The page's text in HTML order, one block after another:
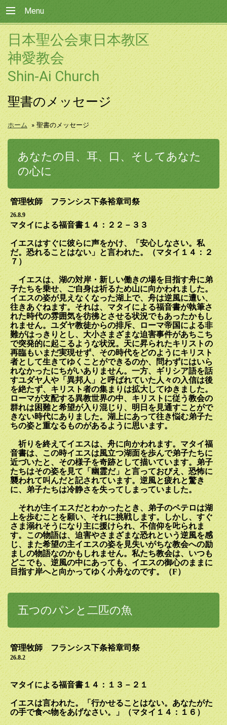
Menu
日本聖公会東日本教区
神愛教会
Shin-Ai Church
聖書のメッセージ
ホーム » 聖書のメッセージ
あなたの目、耳、口、そしてあなた
の心に
管理牧師 フランシス下条裕章司祭
26.8.9
マタイによる福音書１４：２２－３３
イエスはすぐに彼らに声をかけ、「安心しなさい。私
だ。恐れることはない」と言われた。（マタイ１４：２
７）
イエスは、湖の対岸・新しい働きの場を目指す舟に弟
子たちを乗せ、ご自身は祈るため山に向かわれました。
イエスの姿が見えなくなった湖上で、舟は逆風に遭い、
往きあぐねます。それは、マタイによる福音書が執筆さ
れた時代の雰囲気を彷彿とさせる状況でもあったかもし
れません。ユダヤ教徒からの排斥、ローマ帝国による非
難がはっきりとし、大小さまざまな迫害事件があちこち
で突発的に起こるような状況。天に昇られたキリストの
再臨もいまだ実現せず、その時代をどのようにキリスト
者として生きてゆくことができるのか、問わずにはいら
れなかったにちがいありません。一方、ギリシア語を話
すユダヤ人や「異邦人」と呼ばれていた人々の入信は後
を絶たず、キリスト者の集まりは拡大してゆきました。
ローマが支配する異教世界の中、キリストに従う教会の
群れは困難と希望が入り混じり、明日を見通すことがで
きない時代にありました。湖上にあって往き悩む弟子た
ちの姿と重なるものがあるように思います。
祈りを終えてイエスは、舟に向かわれます。マタイ福
音書は、この時イエスは風立つ湖面を歩んで弟子たちに
近づいたと、その様子を奇跡として描いています。弟子
たちはその姿を見て「幽霊だ」と言っておびえ、恐怖に
襲われて叫んだと記されています。逆風と疲れと驚き
に、弟子たちは冷静さを失ってしまっていました。
それが主イエスだとわかったとき、弟子のペテロは湖
上を歩むことを願い、それに挑戦します。しかし、すぐ
さま溺れそうになり主に援けられ、不信仰を𠮟られま
す。この物語は、迫害やさまざまな恐れという逆風を感
じ、また希望の主イエスの姿を見失いがちな教会への励
ましの物語なのかもしれません。私たち教会は、いつも
どこでも、逆風の中にあっても、イエスの御心のままに
目指す岸へと向かってゆく小舟なのです。（F）
五つのパンと二匹の魚
管理牧師 フランシス下条裕章司祭
26.8.2
マタイによる福音書１４：１３－２１
イエスは言われた。「行かせることはない。あなたがた
の手で食べ物をあげなさい。」（マタイ１４：１６）